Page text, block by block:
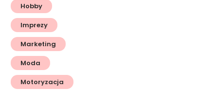
Hobby
Imprezy
Marketing
Moda
Motoryzacja